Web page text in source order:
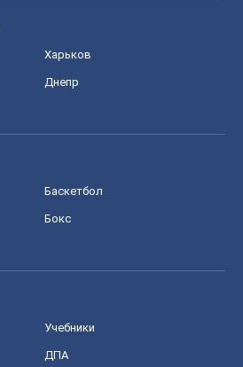
Харьков
Днепр
Баскетбол
Бокс
Учебники
ДПА